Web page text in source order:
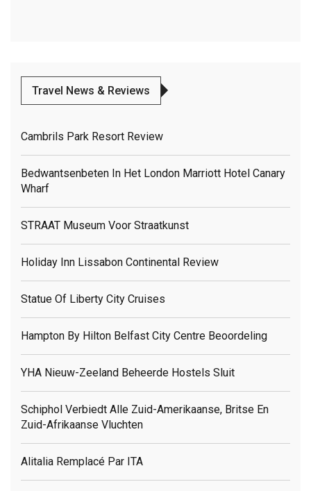
Travel News & Reviews
Cambrils Park Resort Review
Bedwantsenbeten In Het London Marriott Hotel Canary
Wharf
STRAAT Museum Voor Straatkunst
Holiday Inn Lissabon Continental Review
Statue Of Liberty City Cruises
Hampton By Hilton Belfast City Centre Beoordeling
YHA Nieuw-Zeeland Beheerde Hostels Sluit
Schiphol Verbiedt Alle Zuid-Amerikaanse, Britse En
Zuid-Afrikaanse Vluchten
Alitalia Remplacé Par ITA